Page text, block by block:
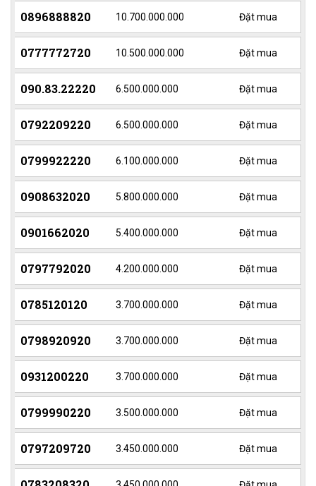
0896888820 10.700.000.000 Đặt mua
0777772720 10.500.000.000 Đặt mua
090.83.22220 6.500.000.000 Đặt mua
0792209220 6.500.000.000 Đặt mua
0799922220 6.100.000.000 Đặt mua
0908632020 5.800.000.000 Đặt mua
0901662020 5.400.000.000 Đặt mua
0797792020 4.200.000.000 Đặt mua
0785120120 3.700.000.000 Đặt mua
0798920920 3.700.000.000 Đặt mua
0931200220 3.700.000.000 Đặt mua
0799990220 3.500.000.000 Đặt mua
0797209720 3.450.000.000 Đặt mua